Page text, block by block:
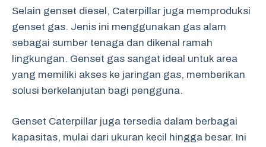
Selain genset diesel, Caterpillar juga memproduksi
genset gas. Jenis ini menggunakan gas alam
sebagai sumber tenaga dan dikenal ramah
lingkungan. Genset gas sangat ideal untuk area
yang memiliki akses ke jaringan gas, memberikan
solusi berkelanjutan bagi pengguna.
Genset Caterpillar juga tersedia dalam berbagai
kapasitas, mulai dari ukuran kecil hingga besar. Ini